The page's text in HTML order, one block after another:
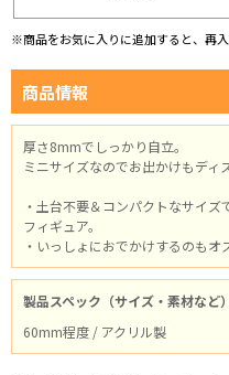
※商品をお気に入りに追加すると、再
商品情報
厚さ8mmでしっかり自立。
ミニサイズなのでお出かけもディ
・土台不要＆コンパクトなサイ
フィギュア。
・いっしょにおでかけするのもオ
製品スペック（サイズ・素材など）
60mm程度 / アクリル製